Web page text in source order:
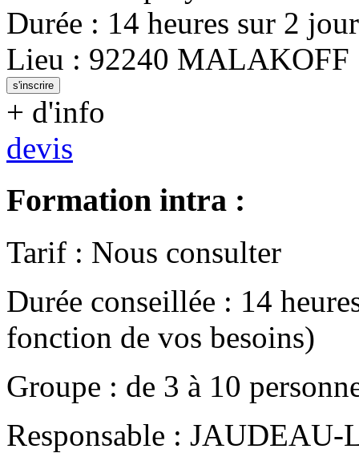
Durée : 14 heures sur 2
Lieu : 92240 MALAKOFF
s'inscrire
+ d'info
devis
Formation intra :
Tarif : Nous consulter
Durée conseillée : 14
fonction de vos besoins)
Groupe : de 3 à 10
Responsable : JAUDEAU-